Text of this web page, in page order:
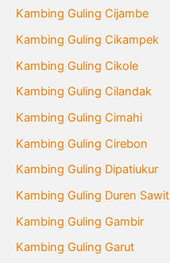
Kambing Guling Cijambe
Kambing Guling Cikampek
Kambing Guling Cikole
Kambing Guling Cilandak
Kambing Guling Cimahi
Kambing Guling Cirebon
Kambing Guling Dipatiukur
Kambing Guling Duren Sawit
Kambing Guling Gambir
Kambing Guling Garut